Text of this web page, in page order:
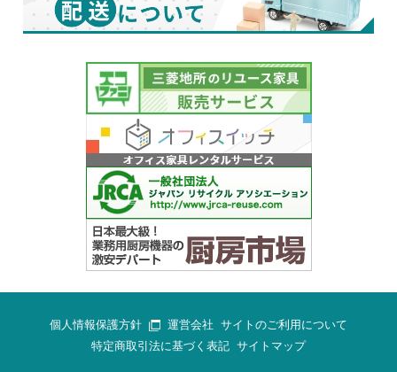
個人情報保護方針 運営会社 サイトのご利用について
特定商取引法に基づく表記 サイトマップ